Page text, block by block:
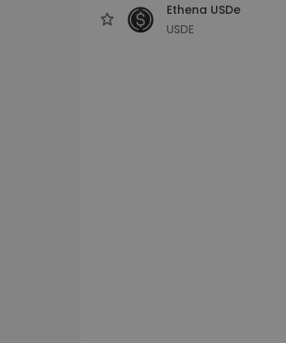
Ethena USDe
USDE